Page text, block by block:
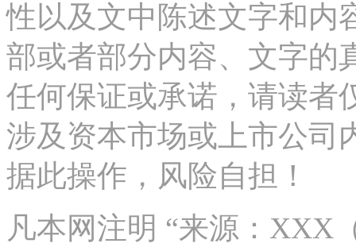
性以及文中陈述文字和内
部或者部分内容、文字的
任何保证或承诺，请读者
涉及资本市场或上市公司
据此操作，风险自担！
凡本网注明 “来源：XXX